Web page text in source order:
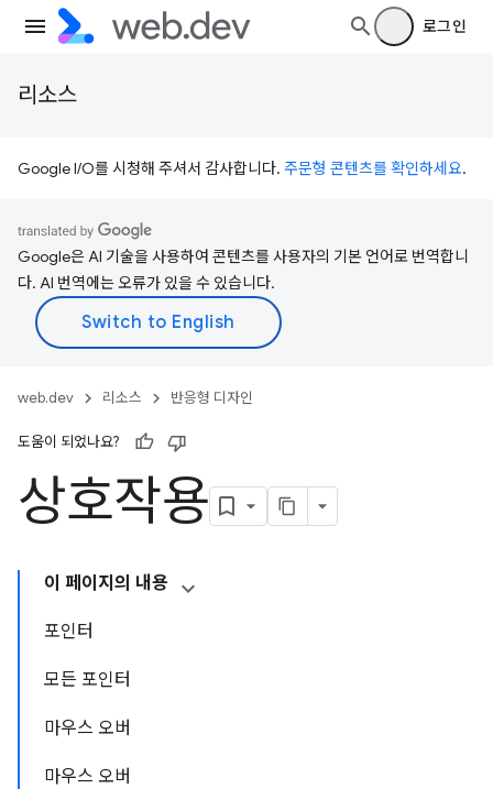
로그인
리소스
Google I/O를 시청해 주셔서 감사합니다. 주문형 콘텐츠를 확인하세요.
Google은 AI 기술을 사용하여 콘텐츠를 사용자의 기본 언어로 번역합니
다. AI 번역에는 오류가 있을 수 있습니다.
web.dev 리소스 반응형 디자인
도움이 되었나요?
상호작용
이 페이지의 내용
포인터
모든 포인터
마우스 오버
마우스 오버